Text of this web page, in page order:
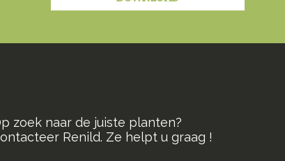
zoek naar de juiste planten?
Renild. Ze helpt u graag !